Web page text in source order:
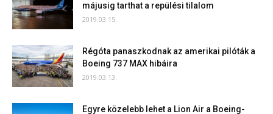
májusig tarthat a repülési tilalom
2019.03.15.
Régóta panaszkodnak az amerikai pilóták a
Boeing 737 MAX hibáira
2019.03.13.
Egyre közelebb lehet a Lion Air a Boeing-